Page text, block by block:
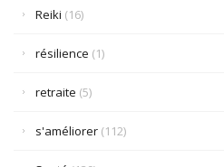
Reiki (16)
résilience (1)
retraite (5)
s'améliorer (112)